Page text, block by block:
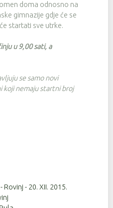
doma odnosno na
gimnazije gdje će se
startati sve utrke.
u 9,00 sati, a
se samo novi
koji nemaju startni broj
- 20. XII. 2015.